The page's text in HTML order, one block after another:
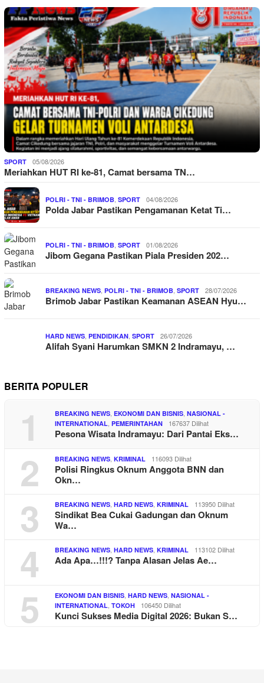
SPORT 05/08/2026
Meriahkan HUT RI ke-81, Camat bersama TN…
POLRI - TNI - BRIMOB SPORT 04/08/2026
Polda Jabar Pastikan Pengamanan Ketat Ti…
POLRI - TNI - BRIMOB SPORT 01/08/2026
Jibom Gegana Pastikan Piala Presiden 202…
BREAKING NEWS POLRI - TNI - BRIMOB SPORT 28/07/2026
Brimob Jabar Pastikan Keamanan ASEAN Hyu…
HARD NEWS PENDIDIKAN SPORT 26/07/2026
Alifah Syani Harumkan SMKN 2 Indramayu, …
BERITA POPULER
1 BREAKING NEWS EKONOMI DAN BISNIS NASIONAL -
INTERNATIONAL PEMERINTAHAN 167637 Dilihat
Pesona Wisata Indramayu: Dari Pantai Eks…
2 BREAKING NEWS KRIMINAL 116093 Dilihat
Polisi Ringkus Oknum Anggota BNN dan
Okn…
3 BREAKING NEWS HARD NEWS KRIMINAL 113950 Dilihat
Sindikat Bea Cukai Gadungan dan Oknum
Wa…
4 BREAKING NEWS HARD NEWS KRIMINAL 113102 Dilihat
Ada Apa…!!!? Tanpa Alasan Jelas Ae…
5 EKONOMI DAN BISNIS HARD NEWS NASIONAL -
INTERNATIONAL TOKOH 106450 Dilihat
Kunci Sukses Media Digital 2026: Bukan S…